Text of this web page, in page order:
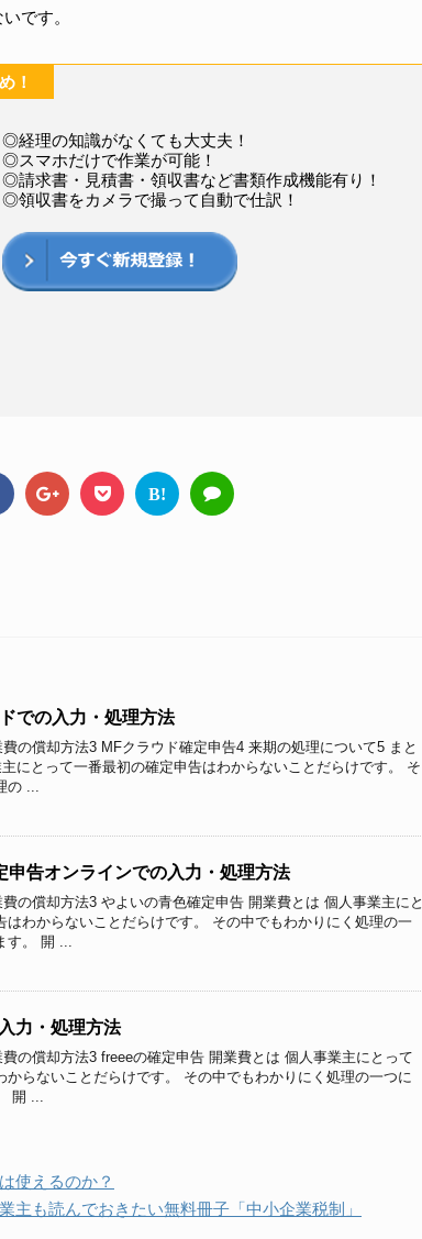
です。
！
◎経理の知識がなくても大丈夫！
◎スマホだけで作業が可能！
◎請求書・見積書・領収書など書類作成機能有り！
◎領収書をカメラで撮って自動で仕訳！
B!
での入力・処理方法
の償却方法3 MFクラウド確定申告4 来期の処理について5 まと
にとって一番最初の確定申告はわからないことだらけです。 そ
...
申告オンラインでの入力・処理方法
の償却方法3 やよいの青色確定申告 開業費とは 個人事業主にと
はわからないことだらけです。 その中でもわかりにく処理の一
。 開 ...
力・処理方法
の償却方法3 freeeの確定申告 開業費とは 個人事業主にとって
からないことだらけです。 その中でもわかりにく処理の一つに
開 ...
使えるのか？
主も読んでおきたい無料冊子「中小企業税制」